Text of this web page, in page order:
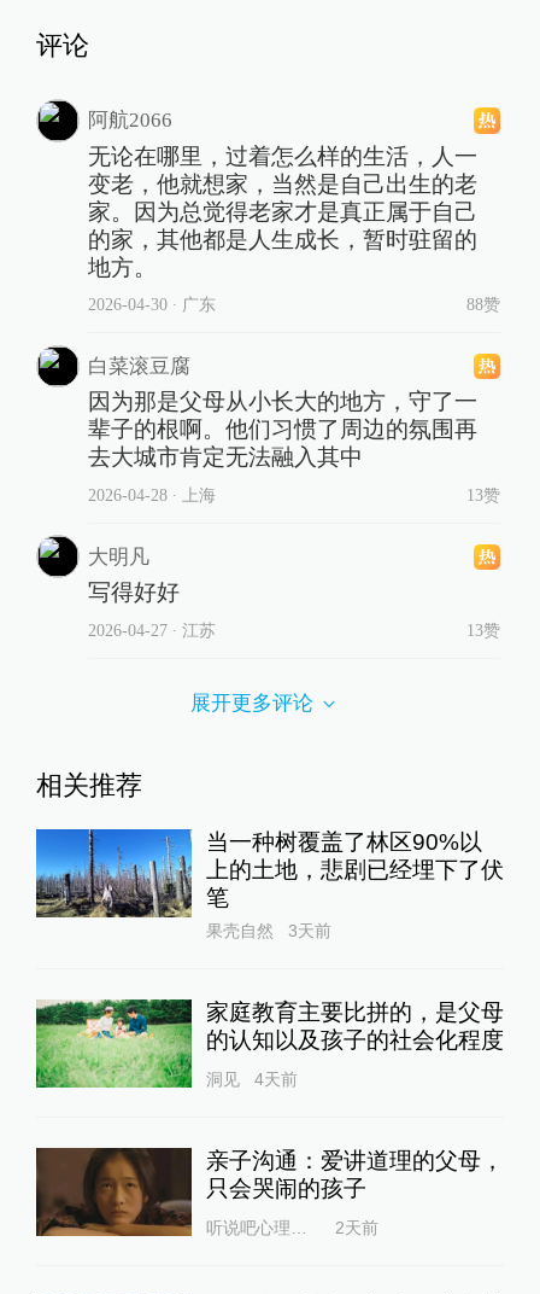
评论
阿航2066
无论在哪里，过着怎么样的生活，人一
变老，他就想家，当然是自己出生的老
家。因为总觉得老家才是真正属于自己
的家，其他都是人生成长，暂时驻留的
地方。
2026-04-30∙ 广东 88赞
白菜滚豆腐
因为那是父母从小长大的地方，守了一
辈子的根啊。他们习惯了周边的氛围再
去大城市肯定无法融入其中
2026-04-28∙ 上海 13赞
大明凡
写得好好
2026-04-27∙ 江苏 13赞
展开更多评论
相关推荐
当一种树覆盖了林区90%以
上的土地，悲剧已经埋下了伏
笔
果壳自然 3天前
家庭教育主要比拼的，是父母
的认知以及孩子的社会化程度
洞见 4天前
亲子沟通：爱讲道理的父母，
只会哭闹的孩子
2天前